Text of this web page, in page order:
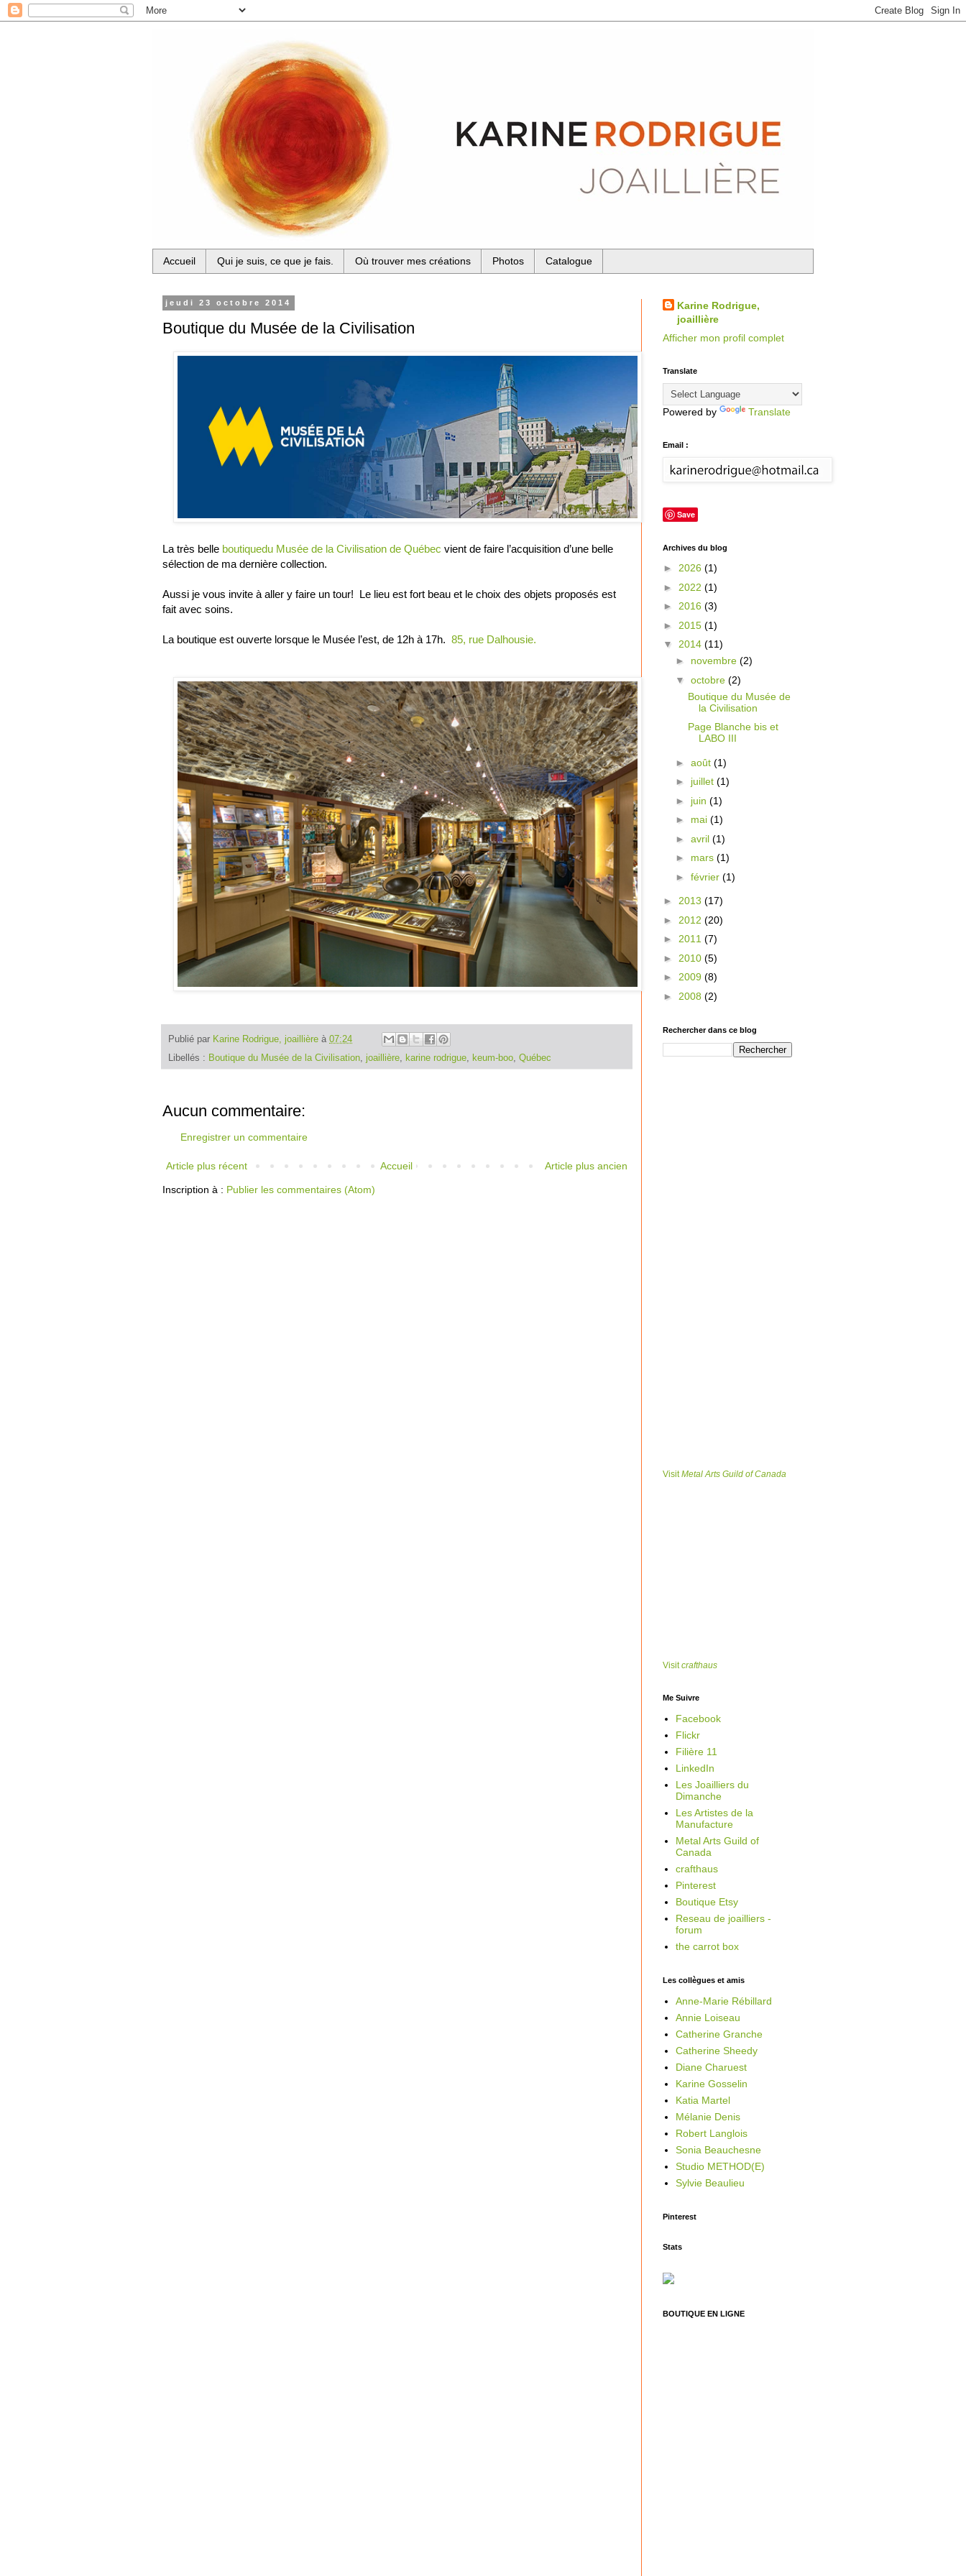
Accueil Qui je suis, ce que je fais. Où trouver mes créations Photos Catalogue
jeudi 23 octobre 2014
Boutique du Musée de la Civilisation
La très belle boutiquedu Musée de la Civilisation de Québec vient de faire l’acquisition d’une belle
sélection de ma dernière collection.
Aussi je vous invite à aller y faire un tour! Le lieu est fort beau et le choix des objets proposés est
fait avec soins.
La boutique est ouverte lorsque le Musée l’est, de 12h à 17h. 85, rue Dalhousie.
Publié par Karine Rodrigue, joaillière à 07:24
Libellés : Boutique du Musée de la Civilisation, joaillière, karine rodrigue, keum-boo, Québec
Aucun commentaire:
Enregistrer un commentaire
Article plus récent Article plus ancien
Accueil
Inscription à : Publier les commentaires (Atom)
Karine Rodrigue,
joaillière
Afficher mon profil complet
Translate
Powered by Translate
Email :
Save
Archives du blog
► 2026 (1)
► 2022 (1)
► 2016 (3)
► 2015 (1)
▼ 2014 (11)
► novembre (2)
▼ octobre (2)
Boutique du Musée de
la Civilisation
Page Blanche bis et
LABO III
► août (1)
► juillet (1)
► juin (1)
► mai (1)
► avril (1)
► mars (1)
► février (1)
► 2013 (17)
► 2012 (20)
► 2011 (7)
► 2010 (5)
► 2009 (8)
► 2008 (2)
Rechercher dans ce blog
VisitMetal Arts Guild of Canada
Visitcrafthaus
Me Suivre
Facebook
Flickr
Filière 11
LinkedIn
Les Joailliers du
Dimanche
Les Artistes de la
Manufacture
Metal Arts Guild of
Canada
crafthaus
Pinterest
Boutique Etsy
Reseau de joailliers -
forum
the carrot box
Les collègues et amis
Anne-Marie Rébillard
Annie Loiseau
Catherine Granche
Catherine Sheedy
Diane Charuest
Karine Gosselin
Katia Martel
Mélanie Denis
Robert Langlois
Sonia Beauchesne
Studio METHOD(E)
Sylvie Beaulieu
Pinterest
Stats
BOUTIQUE EN LIGNE